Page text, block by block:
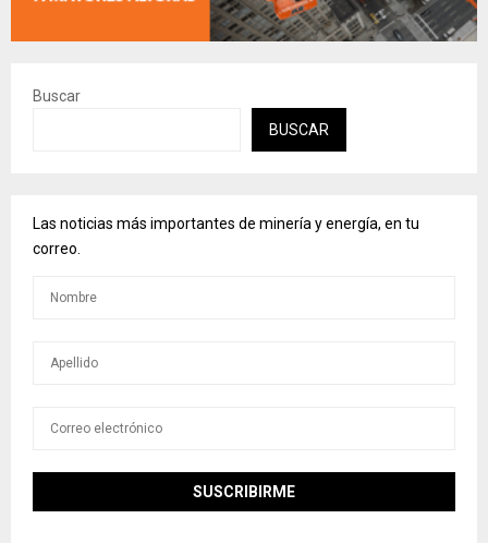
Buscar
BUSCAR
Las noticias más importantes de minería y energía, en tu
correo.